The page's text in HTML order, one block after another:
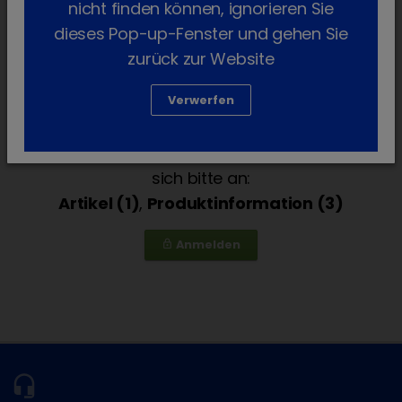
Services für die Tierarztpraxis stehen
ausschließlich Tierärztinnen und Tierärzten
zur Verfügung.
Um die Services sehen zu können, melden Sie
sich bitte an:
Artikel (1), Produktinformation (3)
lock_outline Anmelden
nicht finden können, ignorieren Sie
dieses Pop-up-Fenster und gehen Sie
zurück zur Website
Verwerfen